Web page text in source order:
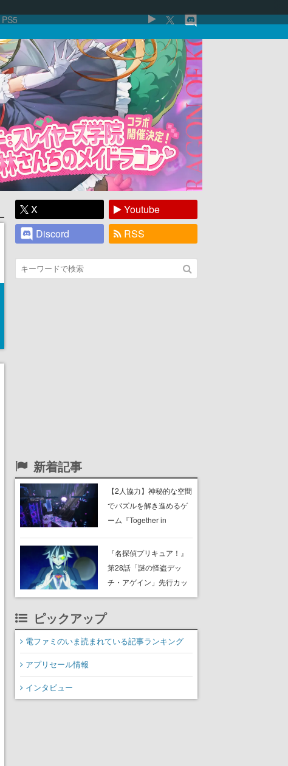
PS5
X
Youtube
Discord
RSS
新着記事
【2人協力】神秘的な空間
でパズルを解き進めるゲ
ーム『Together in
8月8日Steamでリリー
ス。時に忘れ去られた世
界の古代洞窟を舞台に、4
『名探偵プリキュア！』
第28話「謎の怪盗デッ
チ・アゲイン」先行カッ
ト解禁。泣きぼくろにモ
ピックアップ
電ファミのいま読まれている記事ランキング
アプリセール情報
インタビュー